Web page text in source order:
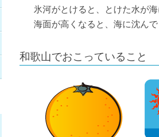
氷河がとけると、とけた水が
海面が高くなると、海に沈ん
和歌山でおこっていること